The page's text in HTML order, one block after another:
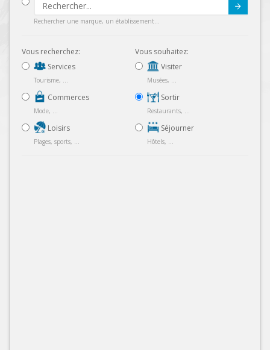
Rechercher une marque, un établissement...
Vous recherchez:
Services
Tourisme, ...
Commerces
Mode, ...
Loisirs
Plages, sports, ...
Vous souhaitez:
Visiter
Musées, ...
Sortir
Restaurants, ...
Séjourner
Hôtels, ...